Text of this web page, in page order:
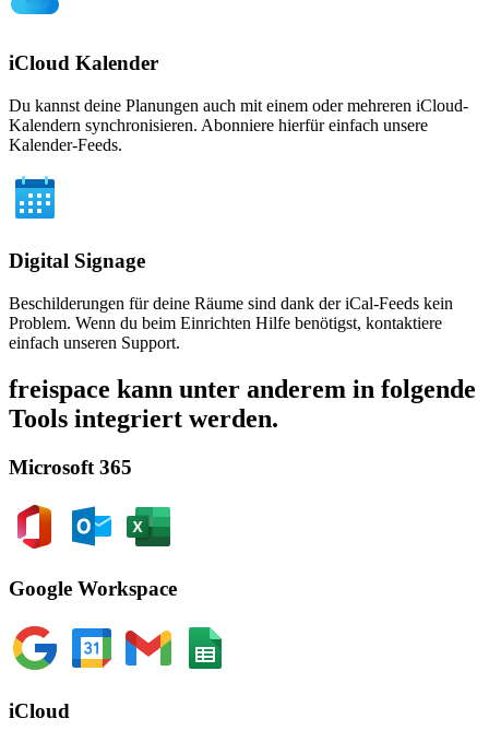
iCloud Kalender
Du kannst deine Planungen auch mit einem oder mehreren iCloud-
Kalendern synchronisieren. Abonniere hierfür einfach unsere
Kalender-Feeds.
Digital Signage
Beschilderungen für deine Räume sind dank der iCal-Feeds kein
Problem. Wenn du beim Einrichten Hilfe benötigst, kontaktiere
einfach unseren Support.
freispace kann unter anderem in folgende
Tools integriert werden.
Microsoft 365
Google Workspace
iCloud